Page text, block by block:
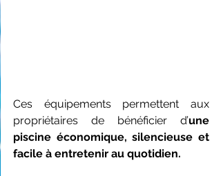
Ces équipements permettent aux
propriétaires de bénéficier d’une
piscine économique, silencieuse et
facile à entretenir au quotidien.